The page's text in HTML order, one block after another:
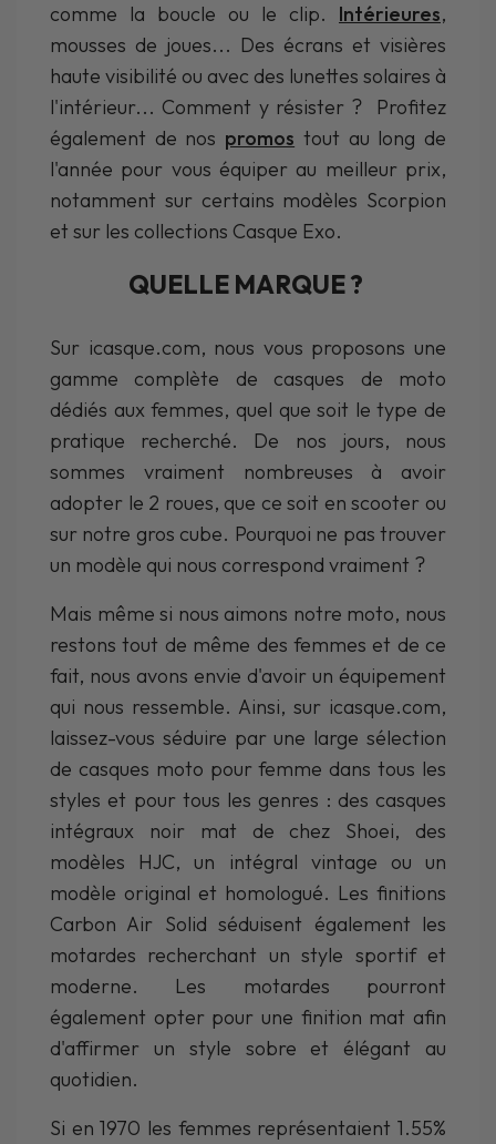
comme la boucle ou le clip. Intérieures,
mousses de joues... Des écrans et visières
haute visibilité ou avec des lunettes solaires à
l'intérieur... Comment y résister ? Profitez
également de nos promos tout au long de
l'année pour vous équiper au meilleur prix,
notamment sur certains modèles Scorpion
et sur les collections Casque Exo.
QUELLE MARQUE ?
Sur icasque.com, nous vous proposons une
gamme complète de casques de moto
dédiés aux femmes, quel que soit le type de
pratique recherché. De nos jours, nous
sommes vraiment nombreuses à avoir
adopter le 2 roues, que ce soit en scooter ou
sur notre gros cube. Pourquoi ne pas trouver
un modèle qui nous correspond vraiment ?
Mais même si nous aimons notre moto, nous
restons tout de même des femmes et de ce
fait, nous avons envie d'avoir un équipement
qui nous ressemble. Ainsi, sur icasque.com,
laissez-vous séduire par une large sélection
de casques moto pour femme dans tous les
styles et pour tous les genres : des casques
intégraux noir mat de chez Shoei, des
modèles HJC, un intégral vintage ou un
modèle original et homologué. Les finitions
Carbon Air Solid séduisent également les
motardes recherchant un style sportif et
moderne. Les motardes pourront
également opter pour une finition mat afin
d'affirmer un style sobre et élégant au
quotidien.
Si en 1970 les femmes représentaient 1.55%